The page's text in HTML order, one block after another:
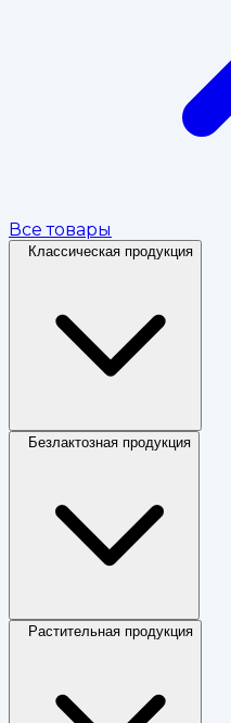
Все товары
Классическая продукция
Безлактозная продукция
Растительная продукция